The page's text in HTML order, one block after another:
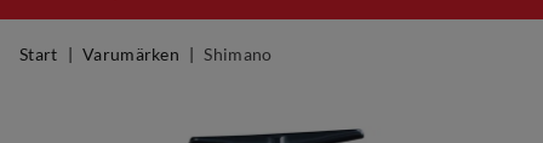
Start Varumärken Shimano